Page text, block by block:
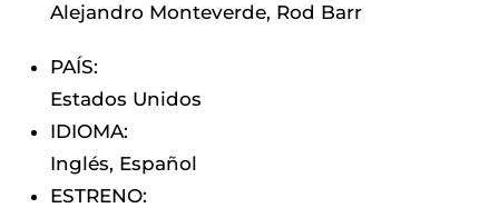
Alejandro Monteverde, Rod Barr
PAÍS:
Estados Unidos
IDIOMA:
Inglés, Español
ESTRENO: